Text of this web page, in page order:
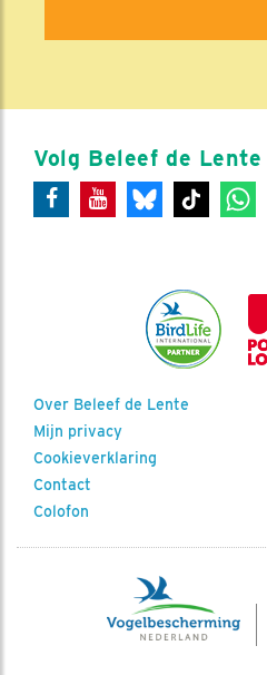
Volg Beleef de Lente
Over Beleef de Lente
Mijn privacy
Cookieverklaring
Contact
Colofon